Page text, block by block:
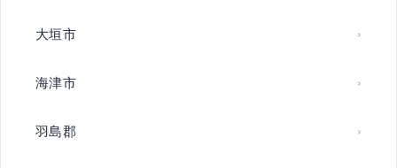
大垣市
海津市
羽島郡